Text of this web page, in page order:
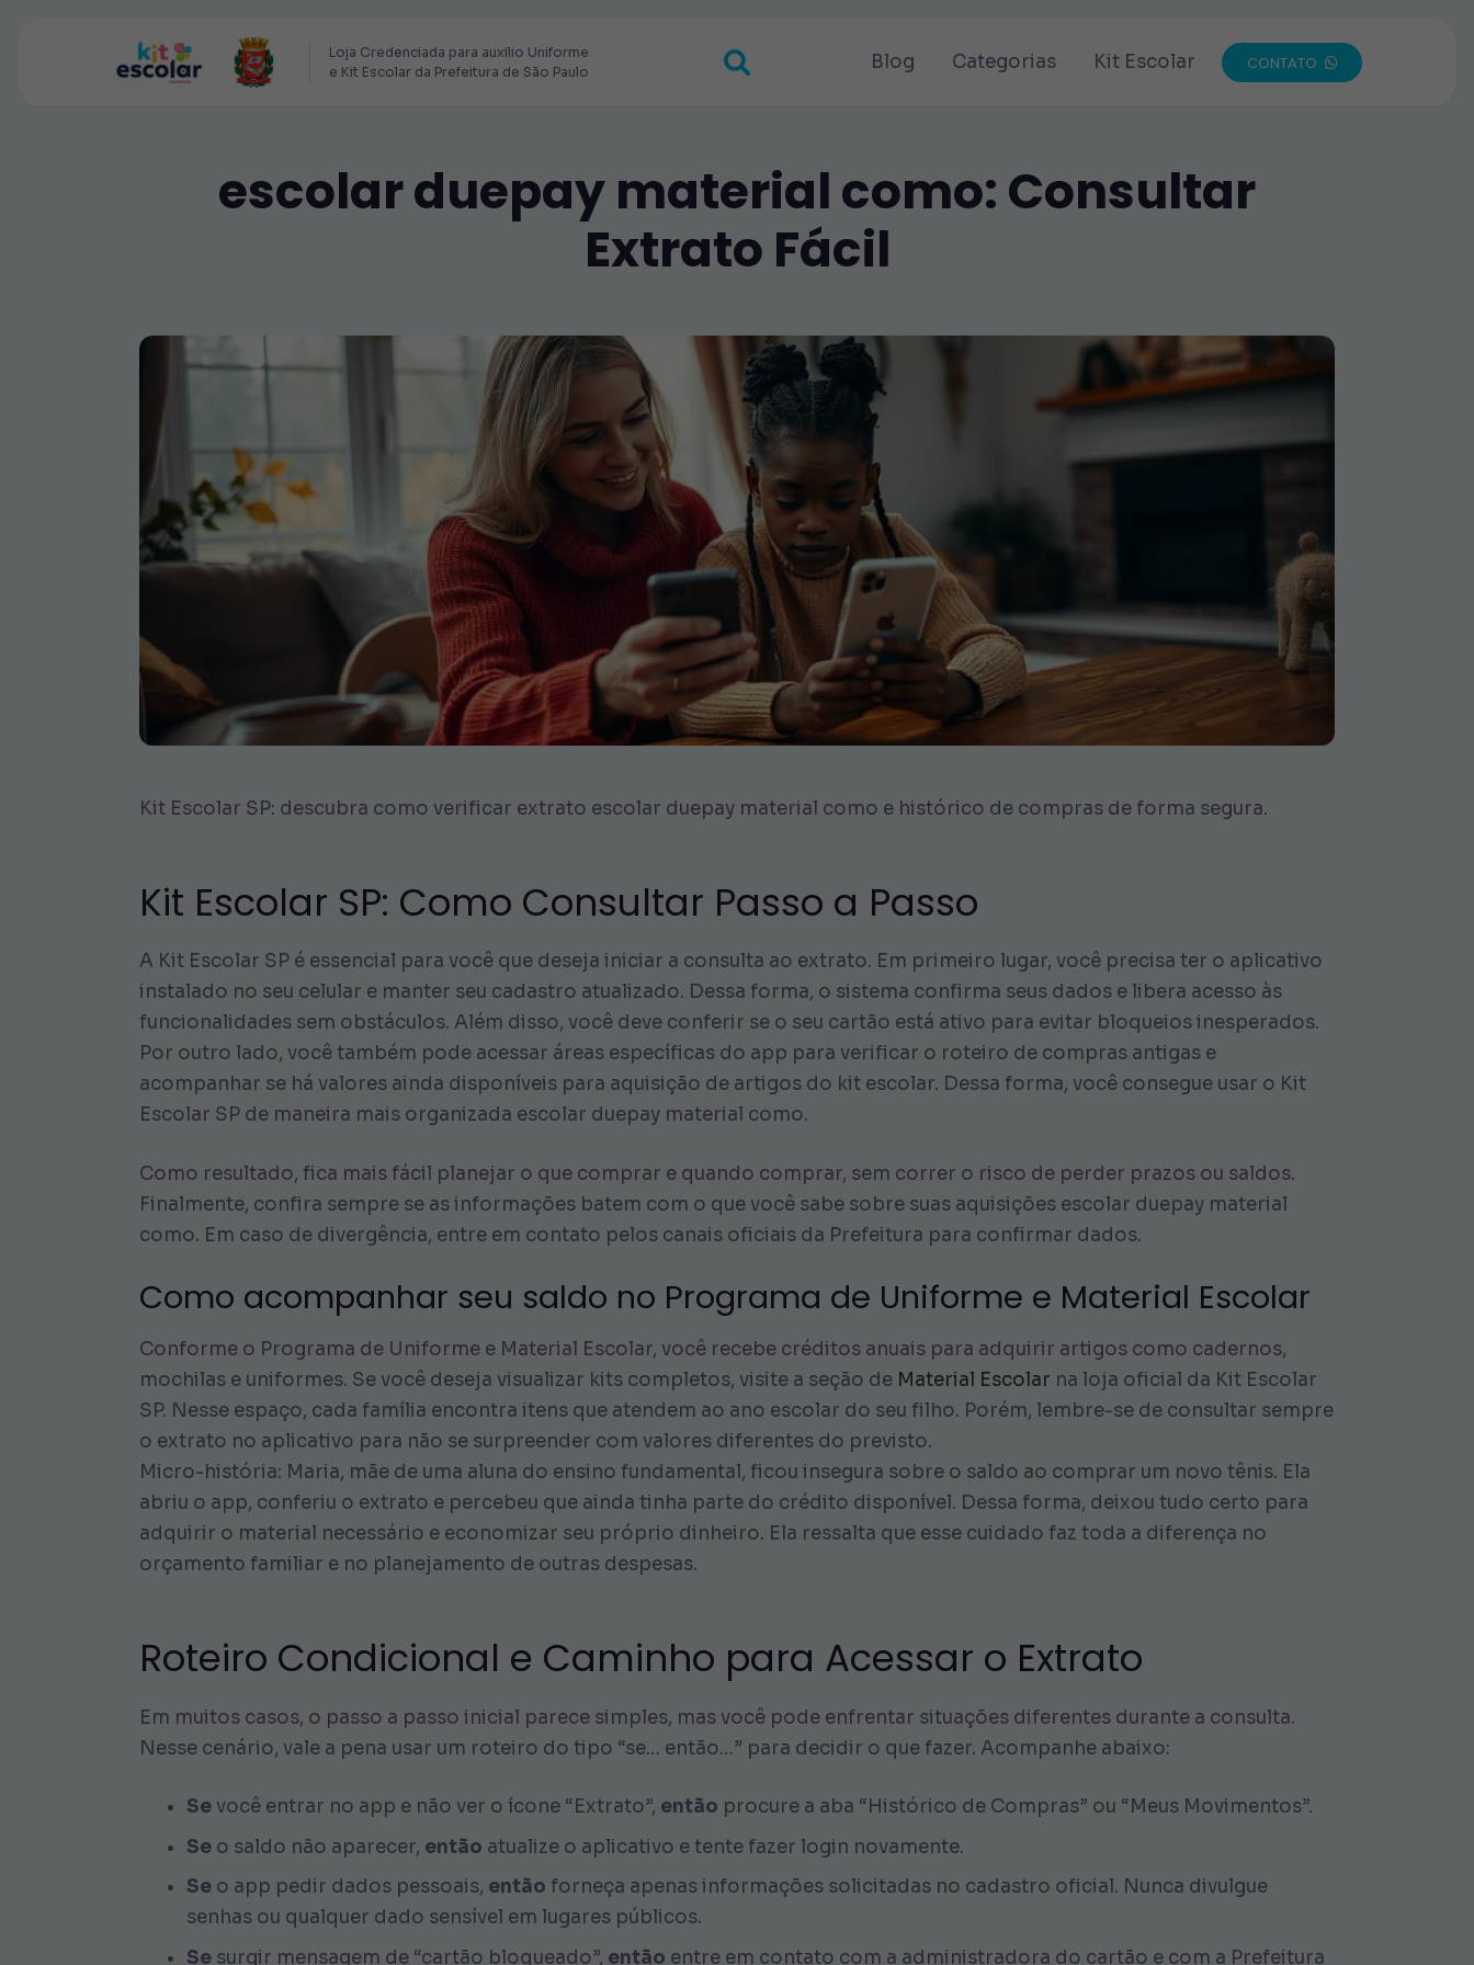
Loja Credenciada para auxilio Uniforme
e Kit Escolar da Prefeitura de São Paulo
Blog Categorias Kit Escolar CONTATO
escolar duepay material como: Consultar
Extrato Fácil
Kit Escolar SP: descubra como verificar extrato escolar duepay material como e histórico de compras de forma segura.
Kit Escolar SP: Como Consultar Passo a Passo
A Kit Escolar SP é essencial para você que deseja iniciar a consulta ao extrato. Em primeiro lugar, você precisa ter o aplicativo
instalado no seu celular e manter seu cadastro atualizado. Dessa forma, o sistema confirma seus dados e libera acesso às
funcionalidades sem obstáculos. Além disso, você deve conferir se o seu cartão está ativo para evitar bloqueios inesperados.
Por outro lado, você também pode acessar áreas específicas do app para verificar o roteiro de compras antigas e
acompanhar se há valores ainda disponíveis para aquisição de artigos do kit escolar. Dessa forma, você consegue usar o Kit
Escolar SP de maneira mais organizada escolar duepay material como.
Como resultado, fica mais fácil planejar o que comprar e quando comprar, sem correr o risco de perder prazos ou saldos.
Finalmente, confira sempre se as informações batem com o que você sabe sobre suas aquisições escolar duepay material
como. Em caso de divergência, entre em contato pelos canais oficiais da Prefeitura para confirmar dados.
Como acompanhar seu saldo no Programa de Uniforme e Material Escolar
Conforme o Programa de Uniforme e Material Escolar, você recebe créditos anuais para adquirir artigos como cadernos,
mochilas e uniformes. Se você deseja visualizar kits completos, visite a seção de Material Escolar na loja oficial da Kit Escolar
SP. Nesse espaço, cada família encontra itens que atendem ao ano escolar do seu filho. Porém, lembre-se de consultar sempre
o extrato no aplicativo para não se surpreender com valores diferentes do previsto.
Micro-história: Maria, mãe de uma aluna do ensino fundamental, ficou insegura sobre o saldo ao comprar um novo tênis. Ela
abriu o app, conferiu o extrato e percebeu que ainda tinha parte do crédito disponível. Dessa forma, deixou tudo certo para
adquirir o material necessário e economizar seu próprio dinheiro. Ela ressalta que esse cuidado faz toda a diferença no
orçamento familiar e no planejamento de outras despesas.
Roteiro Condicional e Caminho para Acessar o Extrato
Em muitos casos, o passo a passo inicial parece simples, mas você pode enfrentar situações diferentes durante a consulta.
Nesse cenário, vale a pena usar um roteiro do tipo “se… então…” para decidir o que fazer. Acompanhe abaixo:
Sevocê entrar no app e não ver o ícone “Extrato”, então procure a aba “Histórico de Compras” ou “Meus Movimentos”.
Seo saldo não aparecer, então atualize o aplicativo e tente fazer login novamente.
Seo app pedir dados pessoais, então forneça apenas informações solicitadas no cadastro oficial. Nunca divulgue
senhas ou qualquer dado sensível em lugares públicos.
Sesurgir mensagem de “cartão bloqueado”, então entre em contato com a administradora do cartão e com a Prefeitura